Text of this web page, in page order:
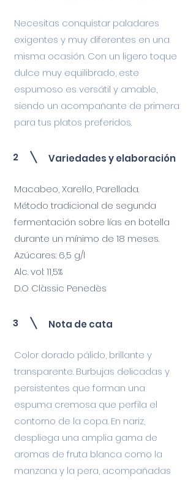
Necesitas conquistar paladares
exigentes y muy diferentes en una
misma ocasión. Con un ligero toque
dulce muy equilibrado, este
espumoso es versátil y amable,
siendo un acompañante de primera
para tus platos preferidos.
2 Variedades y elaboración
Macabeo, Xarel·lo, Parellada.
Método tradicional de segunda
fermentación sobre lías en botella
durante un mínimo de 18 meses.
Azúcares: 6,5 g/l
Alc. vol: 11,5%
D.O Clàssic Penedès
3 Nota de cata
Color dorado pálido, brillante y
transparente. Burbujas delicadas y
persistentes que forman una
espuma cremosa que perfila el
contorno de la copa. En nariz,
despliega una amplia gama de
aromas de fruta blanca como la
manzana y la pera, acompañadas